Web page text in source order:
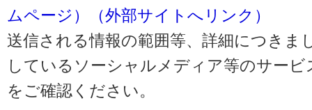
ムページ）（外部サイトへリンク）
送信される情報の範囲等、詳細につきま
しているソーシャルメディア等のサー
をご確認ください。